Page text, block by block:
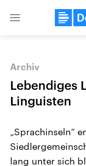
Close
Archiv
Lebendiges
Linguisten
„Sprachinseln“
lang unter sich